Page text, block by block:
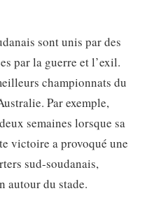
sont unis par des
par la guerre et l’exil.
championnats du
Par exemple,
semaines lorsque sa
victoire a provoqué une
sud-soudanais,
autour du stade.